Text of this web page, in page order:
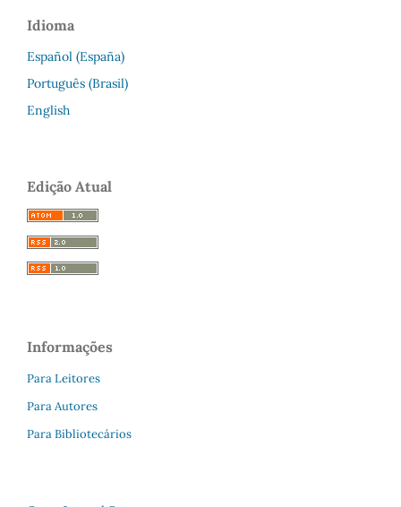
Idioma
Español (España)
Português (Brasil)
English
Edição Atual
Informações
Para Leitores
Para Autores
Para Bibliotecários